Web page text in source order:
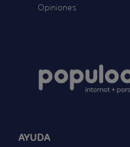
Opiniones
AYUDA